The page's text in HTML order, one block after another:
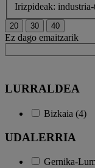
Irizpideak:
Ez dago emaitzarik
LURRALDEA
Bizkaia (4)
UDALERRIA
Gernika-